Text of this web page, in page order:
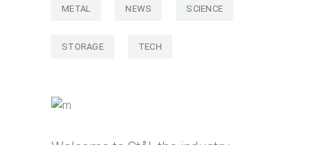
METAL NEWS SCIENCE
STORAGE TECH